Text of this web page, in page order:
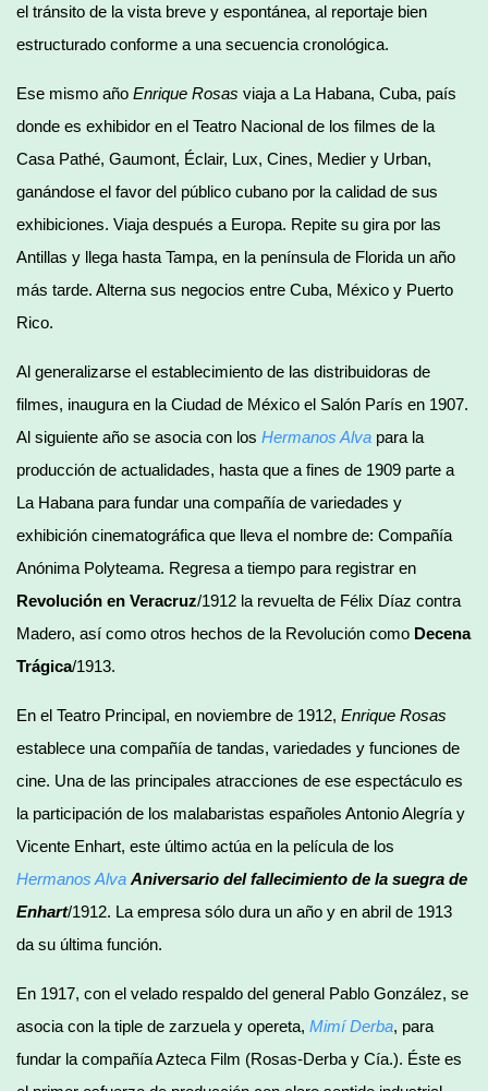
el tránsito de la vista breve y espontánea, al reportaje bien
estructurado conforme a una secuencia cronológica.
Ese mismo año Enrique Rosas viaja a La Habana, Cuba, país
donde es exhibidor en el Teatro Nacional de los filmes de la
Casa Pathé, Gaumont, Éclair, Lux, Cines, Medier y Urban,
ganándose el favor del público cubano por la calidad de sus
exhibiciones. Viaja después a Europa. Repite su gira por las
Antillas y llega hasta Tampa, en la península de Florida un año
más tarde. Alterna sus negocios entre Cuba, México y Puerto
Rico.
Al generalizarse el establecimiento de las distribuidoras de
filmes, inaugura en la Ciudad de México el Salón París en 1907.
Al siguiente año se asocia con los Hermanos Alva para la
producción de actualidades, hasta que a fines de 1909 parte a
La Habana para fundar una compañía de variedades y
exhibición cinematográfica que lleva el nombre de: Compañía
Anónima Polyteama. Regresa a tiempo para registrar en
Revolución en Veracruz/1912 la revuelta de Félix Díaz contra
Madero, así como otros hechos de la Revolución como Decena
Trágica/1913.
En el Teatro Principal, en noviembre de 1912, Enrique Rosas
establece una compañía de tandas, variedades y funciones de
cine. Una de las principales atracciones de ese espectáculo es
la participación de los malabaristas españoles Antonio Alegría y
Vicente Enhart, este último actúa en la película de los
Hermanos Alva Aniversario del fallecimiento de la suegra de
Enhart/1912. La empresa sólo dura un año y en abril de 1913
da su última función.
En 1917, con el velado respaldo del general Pablo González, se
asocia con la tiple de zarzuela y opereta, Mimí Derba, para
fundar la compañía Azteca Film (Rosas-Derba y Cía.). Éste es